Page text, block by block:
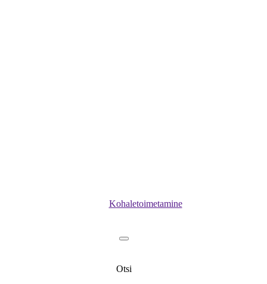
Kohaletoimetamine
Otsi